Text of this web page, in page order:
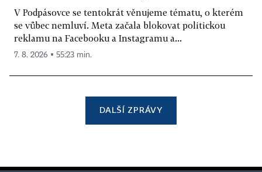
V Podpásovce se tentokrát věnujeme tématu, o kterém
se vůbec nemluví. Meta začala blokovat politickou
reklamu na Facebooku a Instagramu a...
7. 8. 2026 ▪ 55:23 min.
DALŠÍ ZPRÁVY